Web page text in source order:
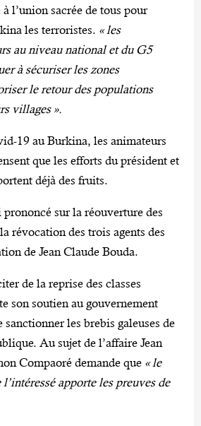
l’union sacrée de tous pour
les terroristes. « les
au niveau national et du G5
à sécuriser les zones
le retour des populations
villages ».
19 au Burkina, les animateurs
que les efforts du président et
déjà des fruits.
prononcé sur la réouverture des
révocation des trois agents des
de Jean Claude Bouda.
de la reprise des classes
son soutien au gouvernement
sanctionner les brebis galeuses de
Au sujet de l’affaire Jean
Compaoré demande que « le
apporte les preuves de